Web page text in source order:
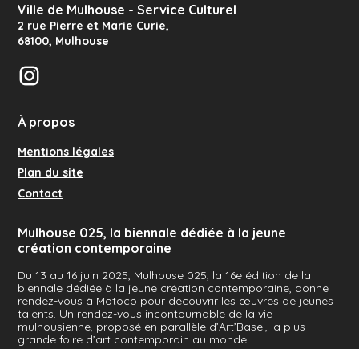
Ville de Mulhouse - Service Culturel
2 rue Pierre et Marie Curie,
68100, Mulhouse
Instagram
À propos
Mentions légales
Plan du site
Contact
Mulhouse 025, la biennale dédiée à la jeune
création contemporaine
Du 13 au 16 juin 2025, Mulhouse 025, la 16e édition de la
biennale dédiée à la jeune création contemporaine, donne
rendez-vous à Motoco pour découvrir les œuvres de jeunes
talents. Un rendez-vous incontournable de la vie
mulhousienne, proposé en parallèle d’Art’Basel, la plus
grande foire d’art contemporain au monde.